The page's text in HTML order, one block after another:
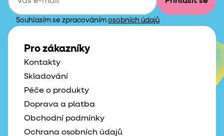
Souhlasím se zpracováním osobních údajů
Pro zákazníky
Kontakty
Skladování
Péče o produkty
Doprava a platba
Obchodní podmínky
Ochrana osobních údajů